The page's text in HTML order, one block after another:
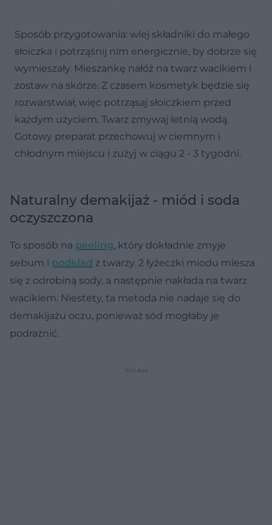
Sposób przygotowania: wlej składniki do małego
słoiczka i potrząśnij nim energicznie, by dobrze się
wymieszały. Mieszankę nałóż na twarz wacikiem i
zostaw na skórze. Z czasem kosmetyk będzie się
rozwarstwiał, więc potrząsaj słoiczkiem przed
każdym użyciem. Twarz zmywaj letnią wodą.
Gotowy preparat przechowuj w ciemnym i
chłodnym miejscu i zużyj w ciągu 2 - 3 tygodni.
Naturalny demakijaż - miód i soda
oczyszczona
To sposób na peeling, który dokładnie zmyje
sebum i podkład z twarzy. 2 łyżeczki miodu miesza
się z odrobiną sody, a następnie nakłada na twarz
wacikiem. Niestety, ta metoda nie nadaje się do
demakijażu oczu, ponieważ sód mogłaby je
podrażnić.